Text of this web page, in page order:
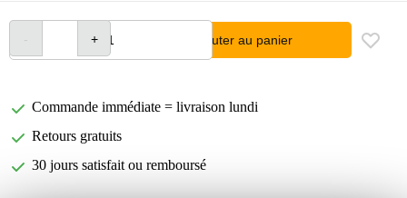
Ajouter au panier
Commande immédiate = livraison lundi
Retours gratuits
30 jours satisfait ou remboursé